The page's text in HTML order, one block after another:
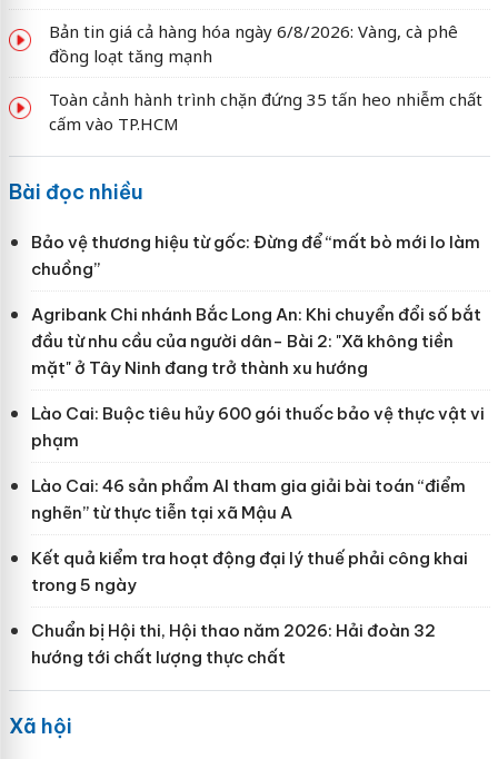
Bản tin giá cả hàng hóa ngày 6/8/2026: Vàng, cà phê
đồng loạt tăng mạnh
Toàn cảnh hành trình chặn đứng 35 tấn heo nhiễm chất
cấm vào TP.HCM
Bài đọc nhiều
Bảo vệ thương hiệu từ gốc: Đừng để “mất bò mới lo làm
chuồng”
Agribank Chi nhánh Bắc Long An: Khi chuyển đổi số bắt
đầu từ nhu cầu của người dân- Bài 2: "Xã không tiền
mặt" ở Tây Ninh đang trở thành xu hướng
Lào Cai: Buộc tiêu hủy 600 gói thuốc bảo vệ thực vật vi
phạm
Lào Cai: 46 sản phẩm AI tham gia giải bài toán “điểm
nghẽn” từ thực tiễn tại xã Mậu A
Kết quả kiểm tra hoạt động đại lý thuế phải công khai
trong 5 ngày
Chuẩn bị Hội thi, Hội thao năm 2026: Hải đoàn 32
hướng tới chất lượng thực chất
Xã hội